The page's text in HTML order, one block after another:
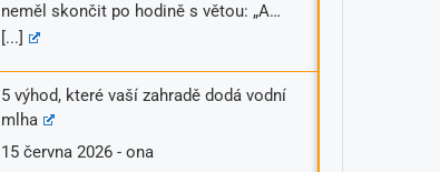
neměl skončit po hodině s větou: „A…
[...]
5 výhod, které vaší zahradě dodá vodní
mlha
15 června 2026 - ona